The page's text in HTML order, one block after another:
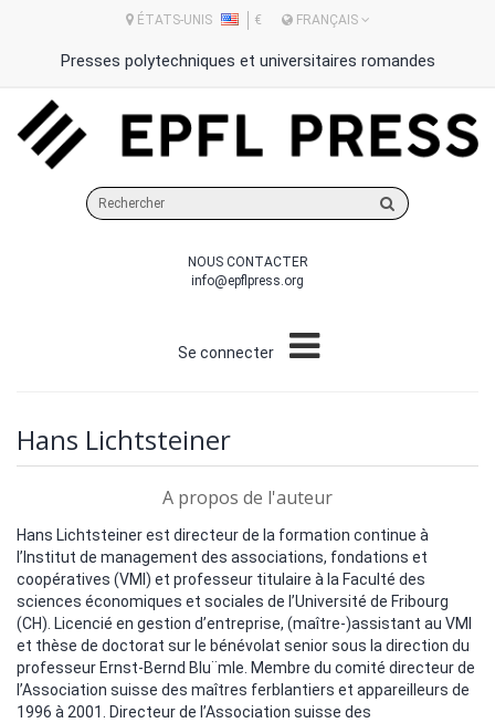
ÉTATS-UNIS € FRANÇAIS
Presses polytechniques et universitaires romandes
sur
site
NOUS CONTACTER
info@epflpress.org
Se connecter
Hans Lichtsteiner
A propos de l'auteur
Hans Lichtsteiner est directeur de la formation continue à
l’Institut de management des associations, fondations et
coopératives (VMI) et professeur titulaire à la Faculté des
sciences économiques et sociales de l’Université de Fribourg
(CH). Licencié en gestion d’entreprise, (maître-)assistant au VMI
et thèse de doctorat sur le bénévolat senior sous la direction du
professeur Ernst-Bernd Blu¨mle. Membre du comité directeur de
l’Association suisse des maîtres ferblantiers et appareilleurs de
1996 à 2001. Directeur de l’Association suisse des